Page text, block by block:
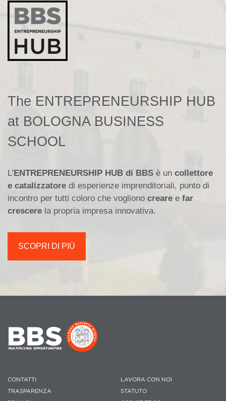
The ENTREPRENEURSHIP HUB
at BOLOGNA BUSINESS
SCHOOL
L’ENTREPRENEURSHIP HUB di BBS è un collettore
e catalizzatore di esperienze imprenditoriali, punto di
incontro per tutti coloro che vogliono creare e far
crescere la propria impresa innovativa.
SCOPRI DI PIÙ
CONTATTI
TRASPARENZA
LAVORA CON NOI
STATUTO